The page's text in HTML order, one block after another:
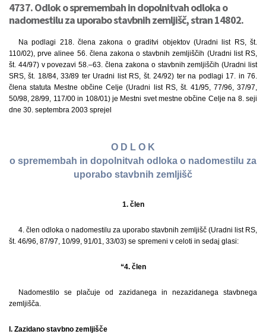
4737. Odlok o spremembah in dopolnitvah odloka o
nadomestilu za uporabo stavbnih zemljišč, stran 14802.
Na podlagi 218. člena zakona o graditvi objektov (Uradni list RS, št.
110/02), prve alinee 56. člena zakona o stavbnih zemljiščih (Uradni list RS,
št. 44/97) v povezavi 58.–63. člena zakona o stavbnih zemljiščih (Uradni list
SRS, št. 18/84, 33/89 ter Uradni list RS, št. 24/92) ter na podlagi 17. in 76.
člena statuta Mestne občine Celje (Uradni list RS, št. 41/95, 77/96, 37/97,
50/98, 28/99, 117/00 in 108/01) je Mestni svet mestne občine Celje na 8. seji
dne 30. septembra 2003 sprejel
O D L O K
o spremembah in dopolnitvah odloka o nadomestilu za
uporabo stavbnih zemljišč
1. člen
4. člen odloka o nadomestilu za uporabo stavbnih zemljišč (Uradni list RS,
št. 46/96, 87/97, 10/99, 91/01, 33/03) se spremeni v celoti in sedaj glasi:
“4. člen
Nadomestilo se plačuje od zazidanega in nezazidanega stavbnega
zemljišča.
I. Zazidano stavbno zemljišče